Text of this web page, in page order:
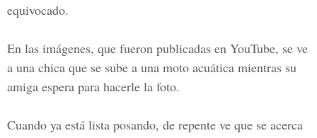
equivocado.
En las imágenes, que fueron publicadas en YouTube, se ve
a una chica que se sube a una moto acuática mientras su
amiga espera para hacerle la foto.
Cuando ya está lista posando, de repente ve que se acerca